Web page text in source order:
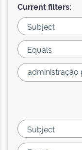
Current filters: